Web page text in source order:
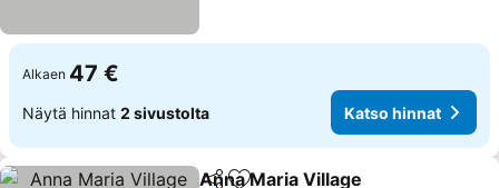
Alkaen 47 €
Näytä hinnat 2 sivustolta Katso hinnat
Anna Maria Village